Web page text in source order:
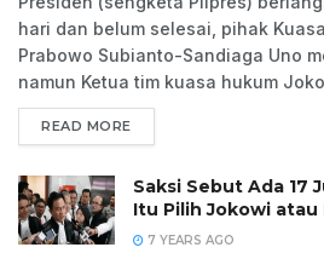
hari dan belum selesai, pihak
Prabowo Subianto-Sandiaga Uno
namun Ketua tim kuasa hukum
READ MORE
Saksi Sebut Ada 17
Itu Pilih Jokowi atau
7 YEARS AGO